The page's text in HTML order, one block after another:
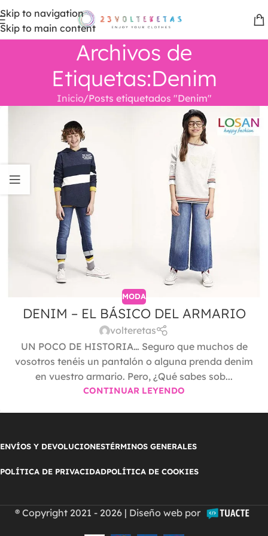
Skip to navigation
Skip to main content
Archivos de
Etiquetas:Denim
Inicio Posts etiquetados "Denim"
MODA
DENIM – EL BÁSICO DEL ARMARIO
volteretas
UN POCO DE HISTORIA… Seguro que muchos de
vosotros tenéis un pantalón o alguna prenda denim
en vuestro armario. Pero, ¿Qué sabes sob...
CONTINUAR LEYENDO
ENVÍOS Y DEVOLUCIONESTÉRMINOS GENERALES
POLÍTICA DE PRIVACIDADPOLÍTICA DE COOKIES
® Copyright 2021 - 2026 | Diseño web por